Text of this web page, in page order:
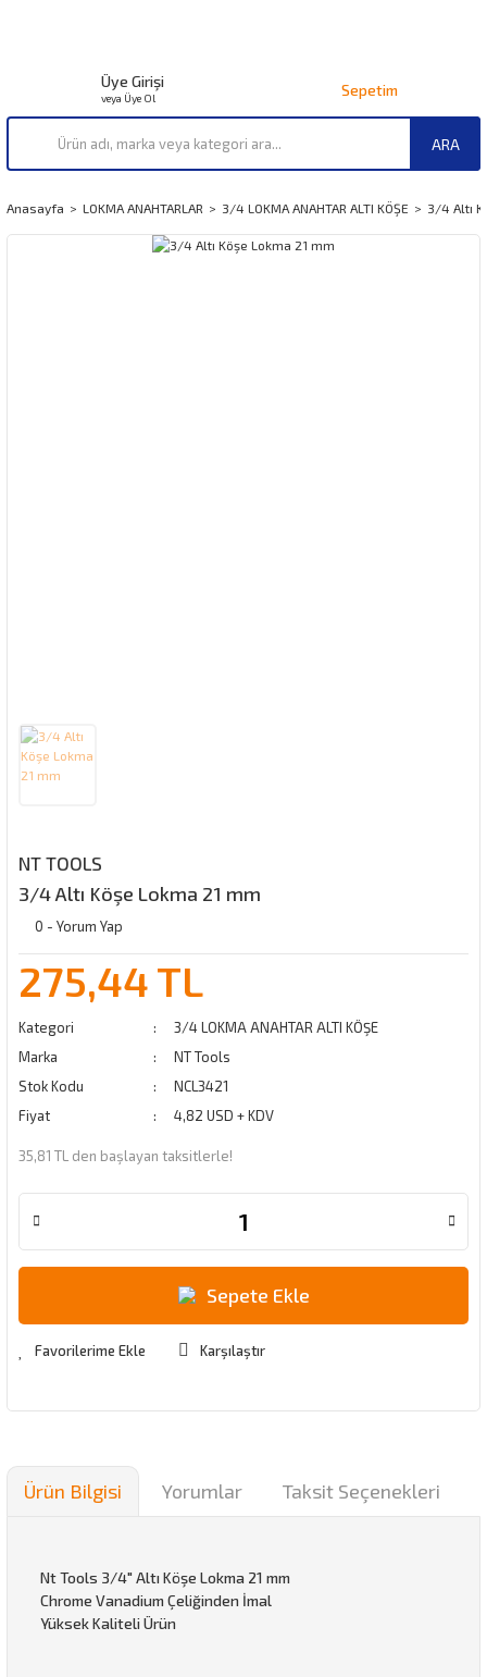
ARA
Üye Girişi
veya Üye Ol Sepetim
Anasayfa LOKMA ANAHTARLAR 3/4 LOKMA ANAHTAR ALTI KÖŞE 3/4 Altı
NT TOOLS
3/4 Altı Köşe Lokma 21 mm
0 - Yorum Yap
275,44 TL
Kategori
3/4 LOKMA ANAHTAR ALTI KÖŞE
Marka
NT Tools
Stok Kodu
NCL3421
Fiyat
4,82 USD + KDV
35,81 TL den başlayan taksitlerle!
Sepete Ekle
Karşılaştır
Ürün Bilgisi Yorumlar Taksit Seçenekleri
Nt Tools 3/4" Altı Köşe Lokma 21 mm
Chrome Vanadium Çeliğinden İmal
Yüksek Kaliteli Ürün